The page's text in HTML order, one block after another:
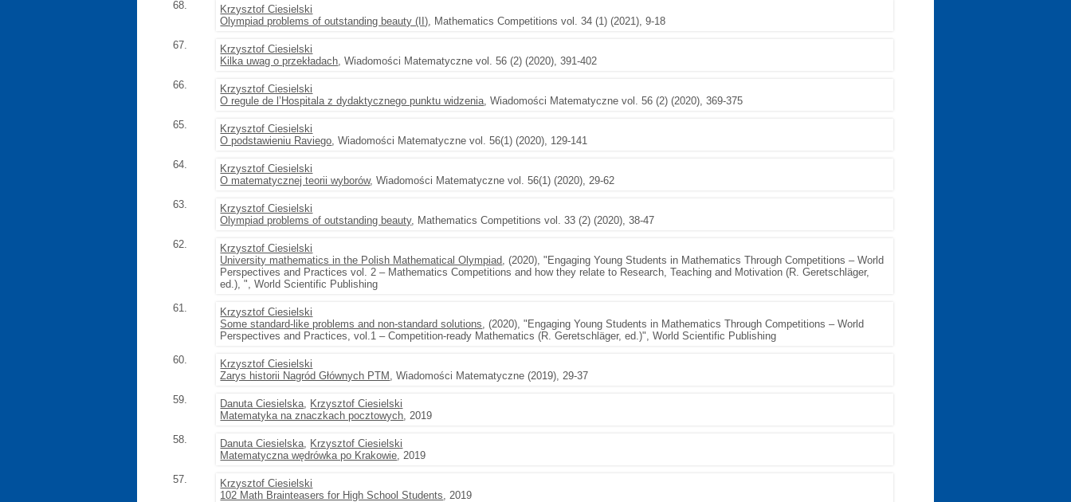
68.
Krzysztof Ciesielski
Olympiad problems of outstanding beauty (II), Mathematics Competitions vol. 34 (1) (2021), 9-18
67.
Krzysztof Ciesielski
Kilka uwag o przekładach, Wiadomości Matematyczne vol. 56 (2) (2020), 391-402
66.
Krzysztof Ciesielski
O regule de l’Hospitala z dydaktycznego punktu widzenia, Wiadomości Matematyczne vol. 56 (2) (2020), 369-375
65.
Krzysztof Ciesielski
O podstawieniu Raviego, Wiadomości Matematyczne vol. 56(1) (2020), 129-141
64.
Krzysztof Ciesielski
O matematycznej teorii wyborów, Wiadomości Matematyczne vol. 56(1) (2020), 29-62
63.
Krzysztof Ciesielski
Olympiad problems of outstanding beauty, Mathematics Competitions vol. 33 (2) (2020), 38-47
62.
Krzysztof Ciesielski
University mathematics in the Polish Mathematical Olympiad, (2020), "Engaging Young Students in Mathematics Through Competitions – World
Perspectives and Practices vol. 2 – Mathematics Competitions and how they relate to Research, Teaching and Motivation (R. Geretschläger,
ed.), ", World Scientific Publishing
61.
Krzysztof Ciesielski
Some standard-like problems and non-standard solutions, (2020), "Engaging Young Students in Mathematics Through Competitions – World
Perspectives and Practices, vol.1 – Competition-ready Mathematics (R. Geretschläger, ed.)", World Scientific Publishing
60.
Krzysztof Ciesielski
Zarys historii Nagród Głównych PTM , Wiadomości Matematyczne (2019), 29-37
59.
Danuta Ciesielska, Krzysztof Ciesielski
Matematyka na znaczkach pocztowych, 2019
58.
Danuta Ciesielska, Krzysztof Ciesielski
Matematyczna wędrówka po Krakowie, 2019
57.
Krzysztof Ciesielski
102 Math Brainteasers for High School Students, 2019